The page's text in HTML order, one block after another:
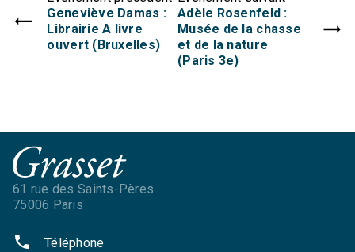
Geneviève Damas :
Librairie A livre
ouvert (Bruxelles)
Adèle Rosenfeld :
Musée de la chasse
et de la nature
(Paris 3e)
61 rue des Saints-Pères
75006 Paris
phone Téléphone